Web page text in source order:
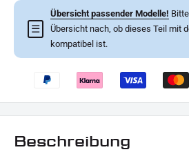
☰
Übersicht passender Modelle!
Übersicht nach, ob dieses Teil mit
kompatibel ist.
Beschreibung